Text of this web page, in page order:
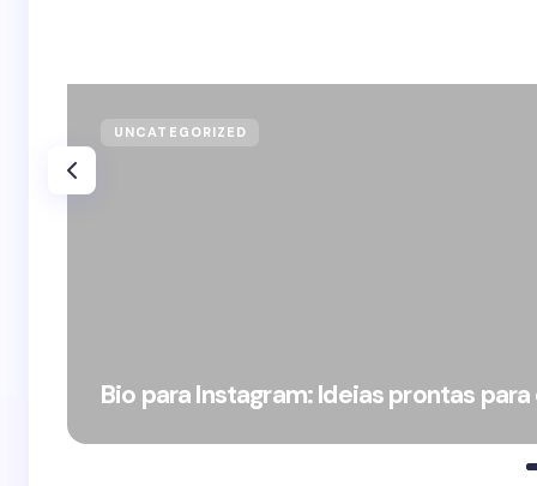
UNCATEGORIZED
Bio para Instagram: Ideias prontas